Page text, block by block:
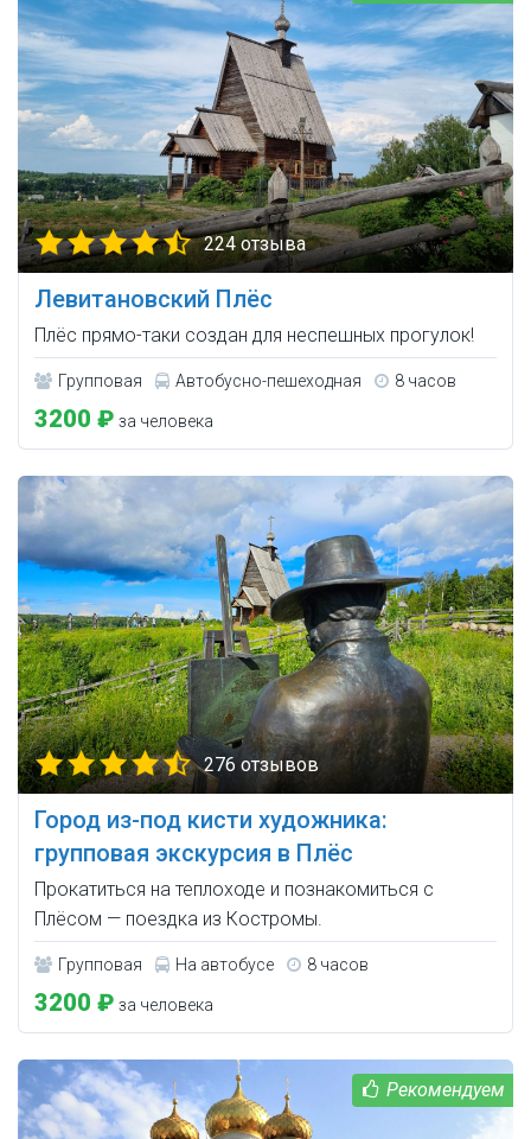
224 отзыва
Левитановский Плёс
Плёс прямо-таки создан для неспешных прогулок!
Групповая Автобусно-пешеходная 8 часов
3200 ₽ за человека
276 отзывов
Город из-под кисти художника:
групповая экскурсия в Плёс
Прокатиться на теплоходе и познакомиться с
Плёсом — поездка из Костромы.
Групповая На автобусе 8 часов
3200 ₽ за человека